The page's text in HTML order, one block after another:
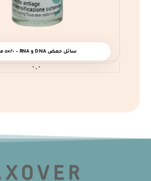
سائل حمض DNA و RNA – ٢٠×٥ مل
٠.٠